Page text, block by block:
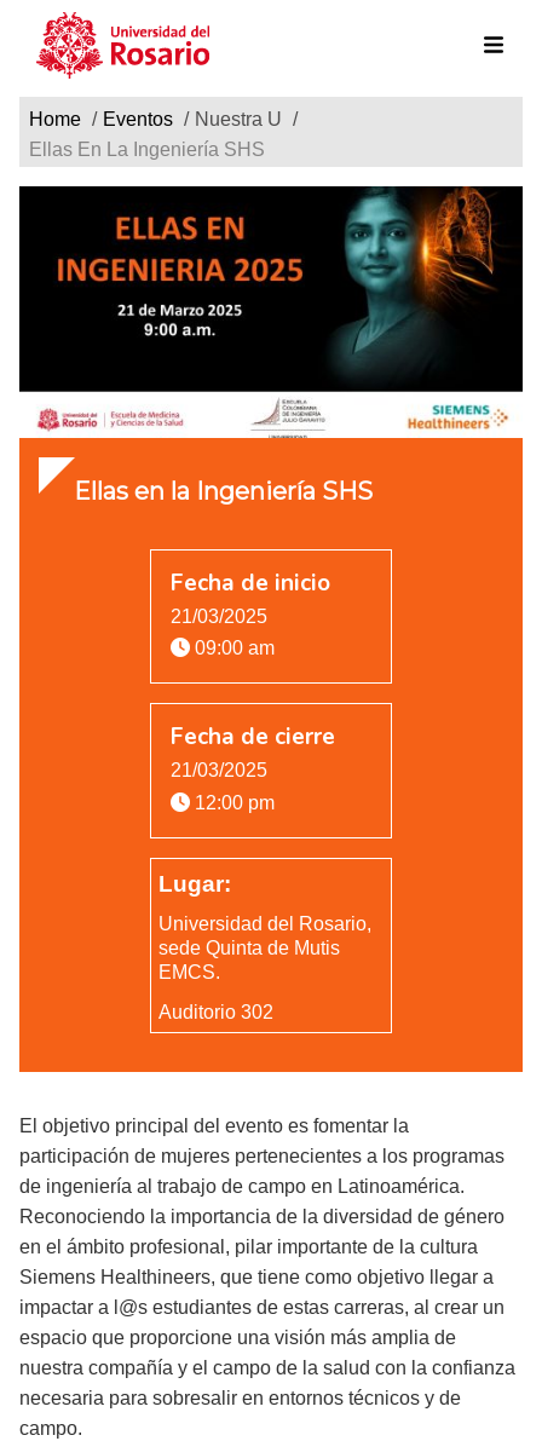
Pasar al contenido principal
Ruta de navegación
Home Eventos
Nuestra U
Ellas En La Ingeniería SHS
Ellas en la Ingeniería SHS
Fecha de inicio
21/03/2025
09:00 am
Fecha de cierre
21/03/2025
12:00 pm
Lugar:
Universidad del Rosario,
sede Quinta de Mutis
EMCS.
Auditorio 302
El objetivo principal del evento es fomentar la
participación de mujeres pertenecientes a los programas
de ingeniería al trabajo de campo en Latinoamérica.
Reconociendo la importancia de la diversidad de género
en el ámbito profesional, pilar importante de la cultura
Siemens Healthineers, que tiene como objetivo llegar a
impactar a l@s estudiantes de estas carreras, al crear un
espacio que proporcione una visión más amplia de
nuestra compañía y el campo de la salud con la confianza
necesaria para sobresalir en entornos técnicos y de
campo.